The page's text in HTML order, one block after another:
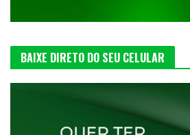
BAIXE DIRETO DO SEU CELULAR